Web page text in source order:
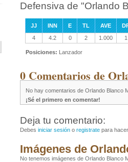
Defensiva de "Orlando
JJ INN E TL AVE
4
4.2 0 2 1.000 1
Posiciones: Lanzador
0 Comentarios de
No hay comentarios de Orlando Blanco
¡Sé el primero en comentar!
Deja tu comentario:
Debes iniciar sesión o registrate para
Imágenes de
No tenemos imágenes de Orlando Blanco